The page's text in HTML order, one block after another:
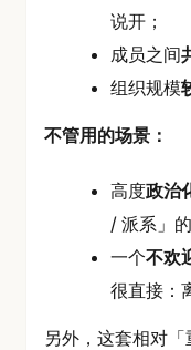
说开；
成员之间
组织规模
不管用的场景：
高度政治
/ 派系」
一个不欢
很直接：
另外，这套相对